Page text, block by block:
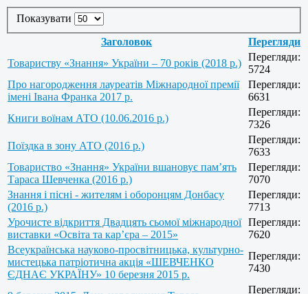
Показувати
Заголовок
Перегляди
Товариству «Знання» України – 70 років (2018 р.)
Перегляди:
5724
Про нагородження лауреатів Міжнародної премії
імені Івана Франка 2017 р.
Перегляди:
6631
Книги воїнам АТО (10.06.2016 р.)
Перегляди:
7326
Поїздка в зону АТО (2016 р.)
Перегляди:
7633
Товариство «Знання» України вшановує пам’ять
Тараса Шевченка (2016 р.)
Перегляди:
7070
Знання і пісні - жителям і оборонцям Донбасу
(2016 р.)
Перегляди:
7713
Урочисте відкриття Двадцять сьомої міжнародної
виставки «Освіта та кар’єра – 2015»
Перегляди:
7620
Всеукраїнська науково-просвітницька, культурно-
мистецька патріотична акція «ШЕВЧЕНКО
ЄДНАЄ УКРАЇНУ» 10 березня 2015 р.
Перегляди:
7430
Перегляди: